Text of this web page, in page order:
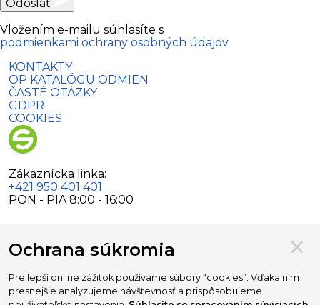
Odoslať
Vložením e-mailu súhlasíte s
podmienkami ochrany osobných údajov
KONTAKTY
OP KATALÓGU ODMIEN
ČASTÉ OTÁZKY
GDPR
COOKIES
Zákaznícka linka:
+421 950 401 401
PON - PIA 8:00 - 16:00
Partnerské odkazy:
www.odpadyzdomacnosti.sk
Ochrana súkromia
Pre lepší online zážitok používame súbory “cookies”. Vďaka ním
presnejšie analyzujeme návštevnosť a prispôsobujeme
×